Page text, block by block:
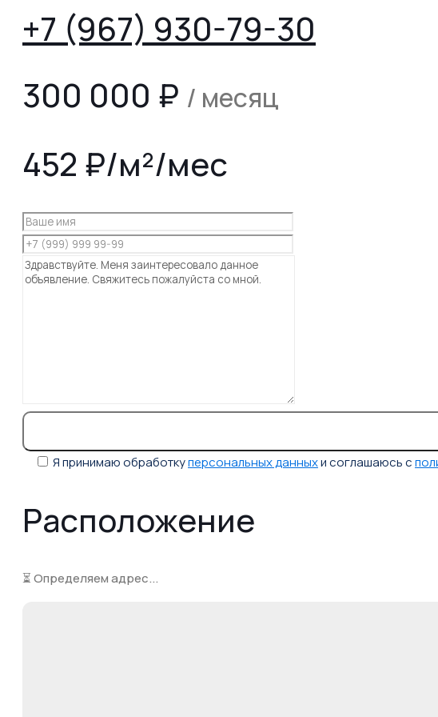
+7 (967) 930-79-30
300 000 ₽ / месяц
452 ₽/м²/мес
Я принимаю обработкуперсональных данныхи соглашаюсь с
Расположение
⏳ Определяем адрес...